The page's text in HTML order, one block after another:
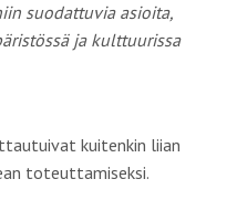
suodattuvia asioita,
ja kulttuurissa
kuitenkin liian
toteuttamiseksi.